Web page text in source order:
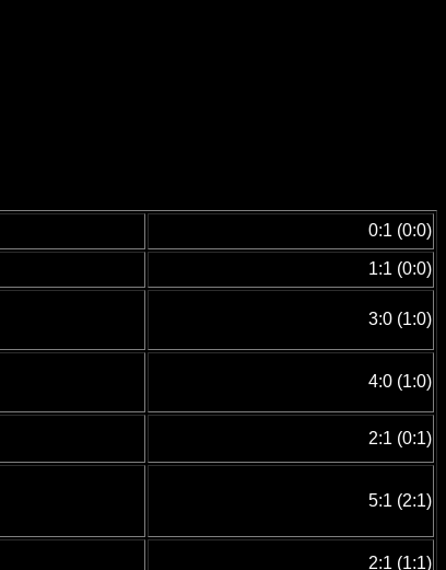
0:1 (0:0)
1:1 (0:0)
3:0 (1:0)
4:0 (1:0)
2:1 (0:1)
5:1 (2:1)
2:1 (1:1)